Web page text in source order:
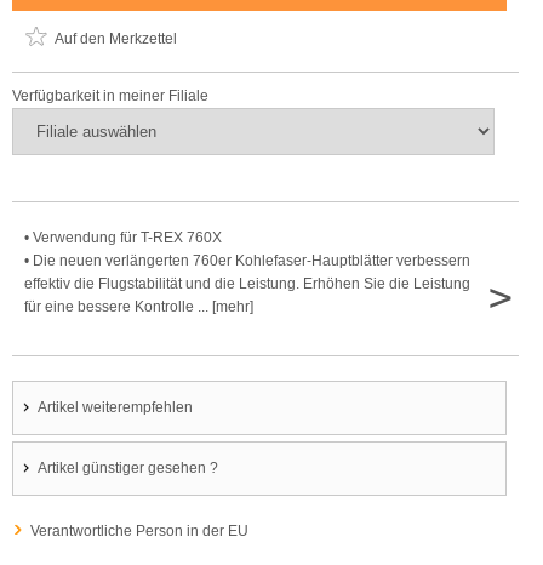
Auf den Merkzettel
Verfügbarkeit in meiner Filiale
• Verwendung für T-REX 760X
• Die neuen verlängerten 760er Kohlefaser-Hauptblätter verbessern
effektiv die Flugstabilität und die Leistung. Erhöhen Sie die Leistung
für eine bessere Kontrolle ... [mehr]
>
Artikel weiterempfehlen
Artikel günstiger gesehen ?
Verantwortliche Person in der EU